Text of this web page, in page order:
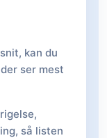
kan du
ser mest
så listen